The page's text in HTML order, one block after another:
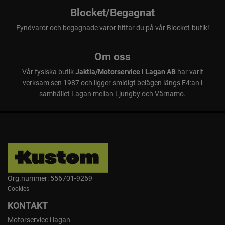
Blocket/Begagnat
Fyndvaror och begagnade varor hittar du på vår Blocket-butik!
Om oss
Vår fysiska butikJaktia/Motorservice i Lagan ABhar varit
verksam sen 1987 och ligger smidigt belägen längs E4:an i
samhället Lagan mellan Ljungby och Värnamo.
Org.nummer: 556701-9269
Cookies
KONTAKT
Motorservice i lagan